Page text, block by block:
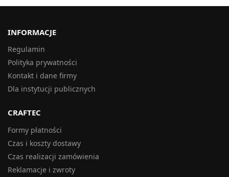
INFORMACJE
Regulamin
Polityka prywatności
Kontakt i dane firmy
Dla instytucji publicznych
CRAFTEC
Formy płatności
Czas i koszty dostawy
Czas realizacji zamówienia
Reklamacje i zwroty